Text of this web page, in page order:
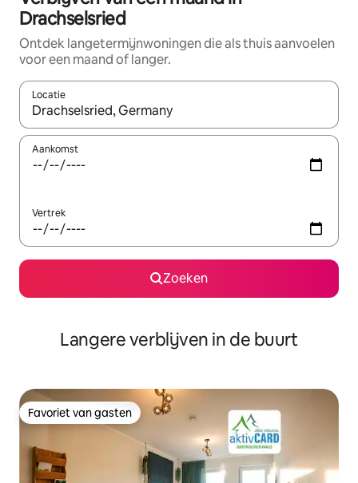
Drachselsried
Ontdek langetermijnwoningen die als thuis aanvoelen
voor een maand of langer.
Locatie
Wanneer er resultaten beschikbaar zijn, maak je een keuze
Aankomst
Vertrek
Zoeken
Langere verblijven in de buurt
Favoriet van gasten
Favoriet van gasten